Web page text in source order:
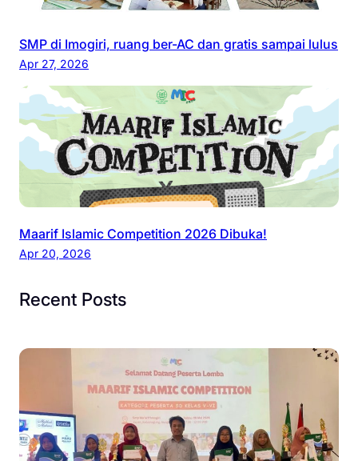
SMP di Imogiri, ruang ber-AC dan gratis sampai lulus
Apr 27, 2026
Maarif Islamic Competition 2026 Dibuka!
Apr 20, 2026
Recent Posts